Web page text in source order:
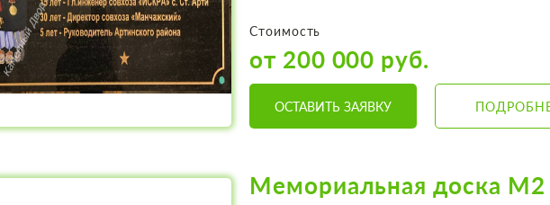
Стоимость
от 200 000 руб.
ОСТАВИТЬ ЗАЯВКУ
Мемориальная доска М2